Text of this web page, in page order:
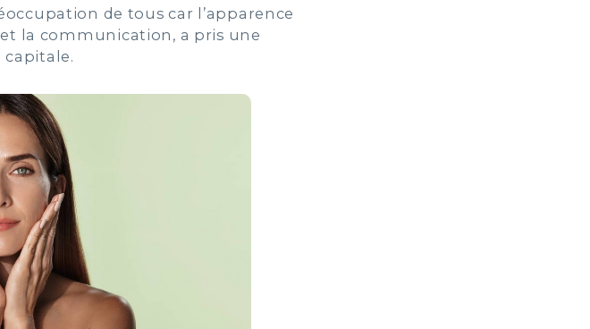
de tous car l’apparence
la communication, a pris une